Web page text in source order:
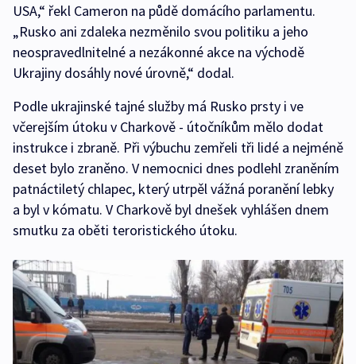
USA,“ řekl Cameron na půdě domácího parlamentu.
„Rusko ani zdaleka nezměnilo svou politiku a jeho
neospravedlnitelné a nezákonné akce na východě
Ukrajiny dosáhly nové úrovně,“ dodal.
Podle ukrajinské tajné služby má Rusko prsty i ve
včerejším útoku v Charkově - útočníkům mělo dodat
instrukce i zbraně. Při výbuchu zemřeli tři lidé a nejméně
deset bylo zraněno. V nemocnici dnes podlehl zraněním
patnáctiletý chlapec, který utrpěl vážná poranění lebky
a byl v kómatu. V Charkově byl dnešek vyhlášen dnem
smutku za oběti teroristického útoku.